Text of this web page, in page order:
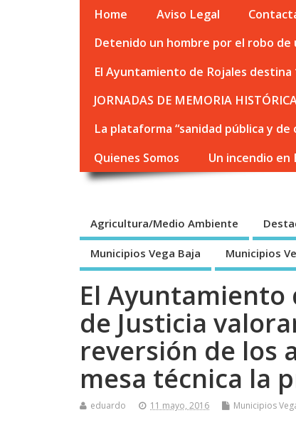
Home Aviso Legal
Detenido un hombre por el robo
El Ayuntamiento de Rojales
JORNADAS DE MEMORIA
La plataforma “sanidad pública y
Quienes Somos
Un incendio
Agricultura/Medio Ambiente
Municipios Vega Baja Municipios
El Ayuntamiento
de Justicia
reversión de los
mesa técnica la
eduardo 11 mayo, 2016 Municipios